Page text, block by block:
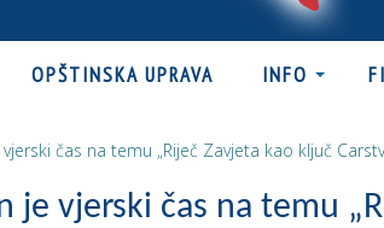
OPŠTINSKA UPRAVA INFO
čas na temu „Riječ Zavjeta kao ključ
je vjerski čas na temu